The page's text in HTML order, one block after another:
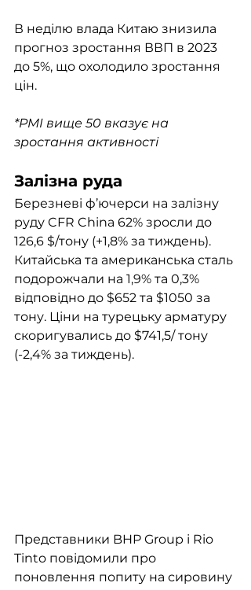
В неділю влада Китаю знизила
прогноз зростання ВВП в 2023
до 5%, що охолодило зростання
цін.
*PMI вище 50 вказує на
зростання активності
Залізна руда
Березневі ф’ючерси на залізну
руду CFR China 62% зросли до
126,6 $/тону (+1,8% за тиждень).
Китайська та американська сталь
подорожчали на 1,9% та 0,3%
відповідно до $652 та $1050 за
тону. Ціни на турецьку арматуру
скоригувались до $741,5/ тону
(-2,4% за тиждень).
Представники BHP Group і Rio
Tinto повідомили про
поновлення попиту на сировину